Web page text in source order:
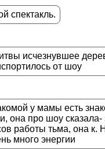
спектакль.
исчезнувшее
от шоу
у мамы есть
она про шоу сказала-
работы тьма, она
много энергии